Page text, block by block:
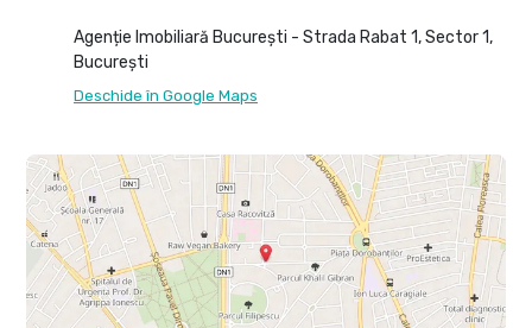
Agenție Imobiliară București - Strada Rabat 1, Sector 1,
București
Deschide în Google Maps